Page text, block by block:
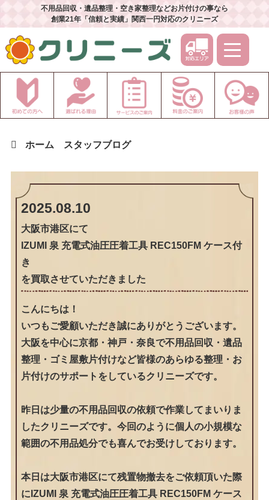
不用品回収・遺品整理・空き家整理などお片付けの事なら
創業21年「信頼と実績」関西一円対応のクリニーズ
ホーム スタッフブログ
2025.08.10
大阪市港区にて
IZUMI 泉 充電式油圧圧着工具 REC150FM ケース付
き
を買取させていただきました
こんにちは！
いつもご愛顧いただき誠にありがとうございます。
大阪を中心に京都・神戸・奈良で不用品回収・遺品
整理・ゴミ屋敷片付けなど皆様のあらゆる整理・お
片付けのサポートをしているクリニーズです。
昨日は少量の不用品回収の依頼で作業してまいりま
したクリニーズです。今回のように個人の小規模な
範囲の不用品処分でも喜んでお受けしております。
本日は大阪市港区にて残置物撤去をご依頼頂いた際
にIZUMI 泉 充電式油圧圧着工具 REC150FM ケース